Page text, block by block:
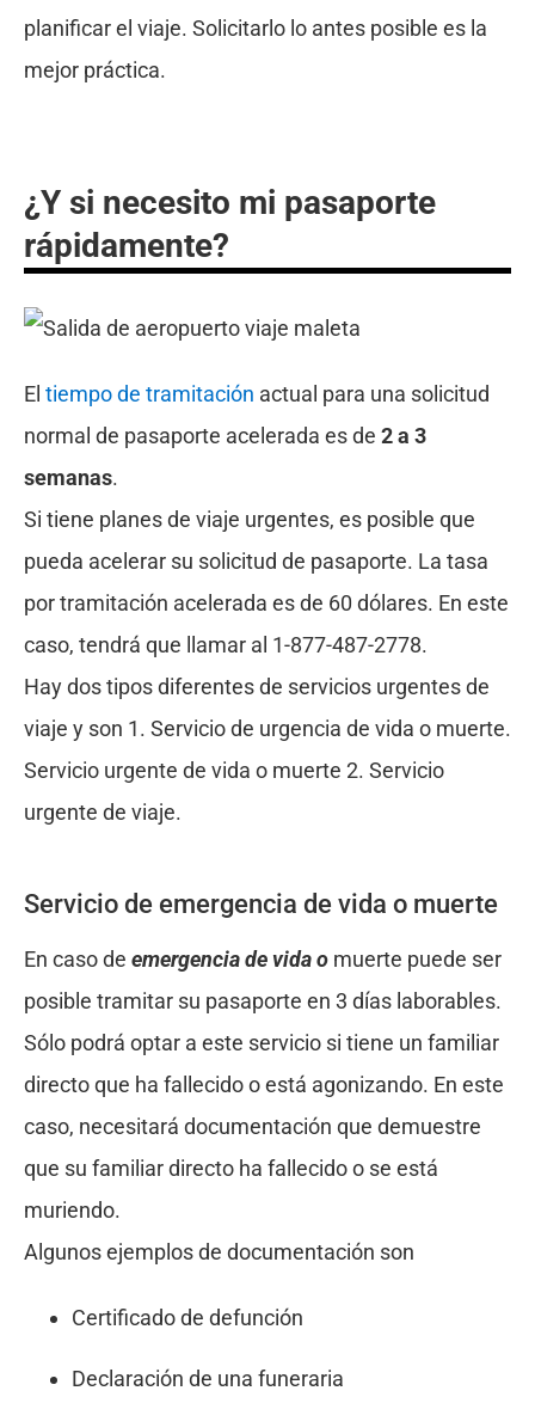
planificar el viaje. Solicitarlo lo antes posible es la
mejor práctica.
¿Y si necesito mi pasaporte
rápidamente?
El tiempo de tramitación actual para una solicitud
normal de pasaporte acelerada es de 2 a 3
semanas.
Si tiene planes de viaje urgentes, es posible que
pueda acelerar su solicitud de pasaporte. La tasa
por tramitación acelerada es de 60 dólares. En este
caso, tendrá que llamar al 1-877-487-2778.
Hay dos tipos diferentes de servicios urgentes de
viaje y son 1. Servicio de urgencia de vida o muerte.
Servicio urgente de vida o muerte 2. Servicio
urgente de viaje.
Servicio de emergencia de vida o muerte
En caso de emergenciade vida o muerte puede ser
posible tramitar su pasaporte en 3 días laborables.
Sólo podrá optar a este servicio si tiene un familiar
directo que ha fallecido o está agonizando. En este
caso, necesitará documentación que demuestre
que su familiar directo ha fallecido o se está
muriendo.
Algunos ejemplos de documentación son
Certificado de defunción
Declaración de una funeraria